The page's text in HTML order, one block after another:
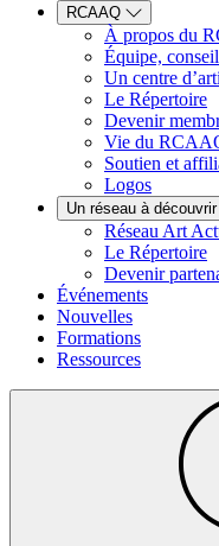
RCAAQ
À propos du
Équipe,
Un centre
Le Répertoire
Devenir
Vie du
Soutien et
Logos
Un réseau à découvrir
Réseau Art
Le Répertoire
Devenir
Événements
Nouvelles
Formations
Ressources